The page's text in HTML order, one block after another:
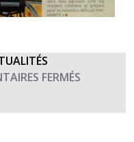
FERMÉS
CAPORAL-